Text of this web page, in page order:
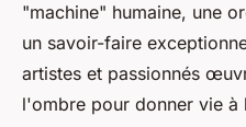
"machine" humaine, une
un savoir-faire
artistes et passionnés
l'ombre pour donner vie à